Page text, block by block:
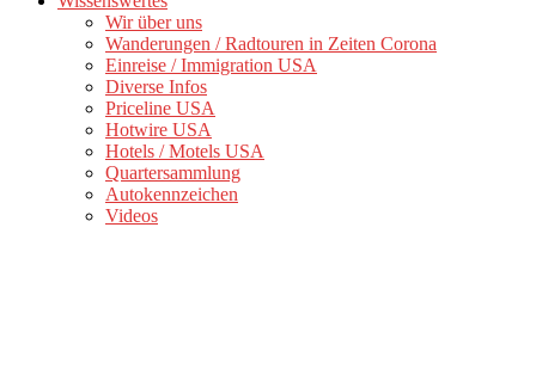
Wir über uns
Wanderungen / Radtouren in Zeiten Corona
Einreise / Immigration USA
Diverse Infos
Priceline USA
Hotwire USA
Hotels / Motels USA
Quartersammlung
Autokennzeichen
Videos